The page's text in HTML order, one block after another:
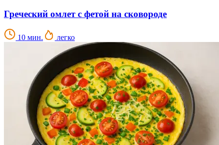
Греческий омлет с фетой на сковороде
10 мин. легко